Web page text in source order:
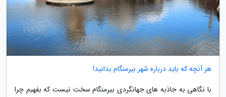
هر آنچه که باید درباره شهر بیرمنگام بدانید!
با نگاهی به جاذبه های جهانگردی بیرمنگام سخت نیست که بفهیم چرا